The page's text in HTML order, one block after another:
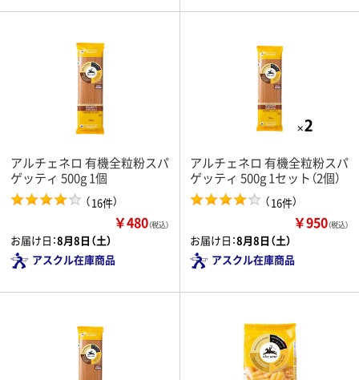
アルチェネロ 有機全粒粉スパ
ゲッティ 500g 1個
（16件）
￥480（税込）
お届け日：8月8日（土）
アスクル在庫商品
アルチェネロ 有機全粒粉スパ
ゲッティ 500g 1セット（2個）
（16件）
￥950（税込）
お届け日：8月8日（土）
アスクル在庫商品